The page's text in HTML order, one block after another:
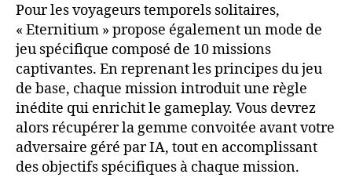
Pour les voyageurs temporels solitaires,
« Eternitium » propose également un mode de
jeu spécifique composé de 10 missions
captivantes. En reprenant les principes du jeu
de base, chaque mission introduit une règle
inédite qui enrichit le gameplay. Vous devrez
alors récupérer la gemme convoitée avant votre
adversaire géré par IA, tout en accomplissant
des objectifs spécifiques à chaque mission.